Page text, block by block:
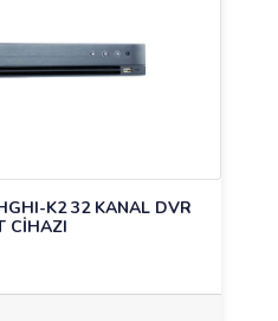
K2 32 KANAL DVR
CİHAZI